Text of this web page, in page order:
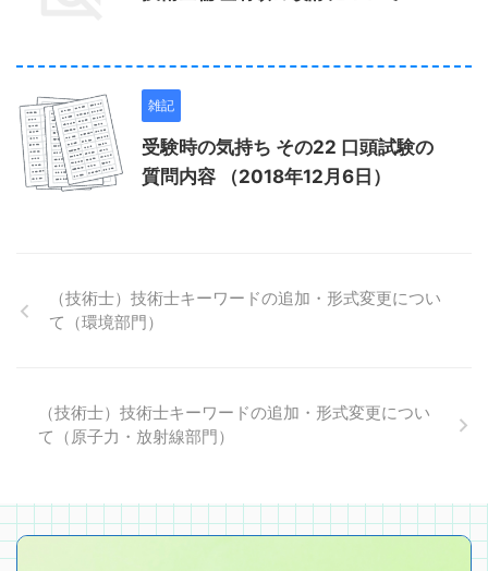
雑記
受験時の気持ち その22 口頭試験の
質問内容 （2018年12月6日）
（技術士）技術士キーワードの追加・形式変更につい
て（環境部門）
（技術士）技術士キーワードの追加・形式変更につい
て（原子力・放射線部門）